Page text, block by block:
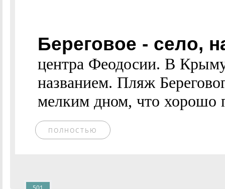
Береговое - село,
центра Феодосии. В
названием. Пляж
мелким дном, что хорошо
ПОЛНОСТЬЮ